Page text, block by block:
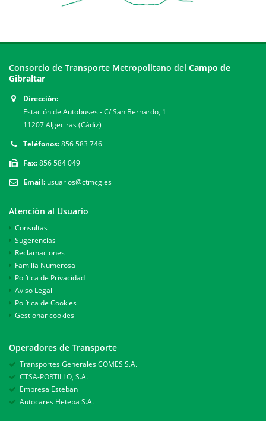
Consorcio de Transporte Metropolitano del Campo de
Gibraltar
Dirección:
Estación de Autobuses - C/ San Bernardo, 1
11207 Algeciras (Cádiz)
Teléfonos:856 583 746
Fax:856 584 049
Email: usuarios@ctmcg.es
Atención al Usuario
Consultas
Sugerencias
Reclamaciones
Familia Numerosa
Política de Privacidad
Aviso Legal
Política de Cookies
Gestionar cookies
Operadores de Transporte
Transportes Generales COMES S.A.
CTSA-PORTILLO, S.A.
Empresa Esteban
Autocares Hetepa S.A.